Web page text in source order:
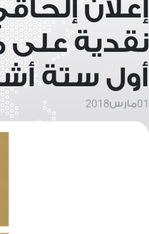
إعلان
نقدية
أول ستة
01مارس2018